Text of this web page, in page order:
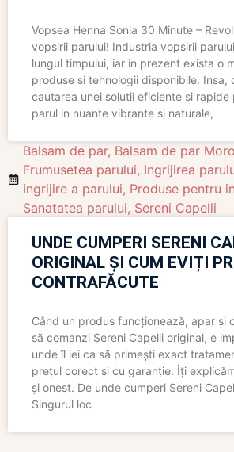
Vopsea Henna Sonia 30 Minute –
vopsirii parului! Industria vopsirii
lungul timpului, iar in prezent exista o
produse si tehnologii disponibile. Insa,
cautarea unei solutii eficiente si
parul in nuante vibrante si naturale,
Balsam de par, Balsam de par
Frumusetea parului, Ingrijirea
ingrijire a parului, Produse pentru
Sanatatea parului, Sereni Capelli
UNDE CUMPERI SERENI
ORIGINAL ȘI CUM EVIȚI
CONTRAFĂCUTE
Când un produs funcționează, apar și
să comanzi Sereni Capelli original, e
unde îl iei ca să primești exact
prețul corect și cu garanție. Îți
și onest. De unde cumperi Sereni
Singurul loc